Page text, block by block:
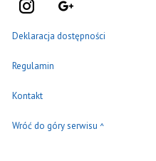
Deklaracja dostępności
Regulamin
Kontakt
Wróć do góry serwisu ^